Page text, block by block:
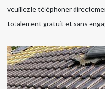
veuillez le téléphoner
totalement gratuit et sans